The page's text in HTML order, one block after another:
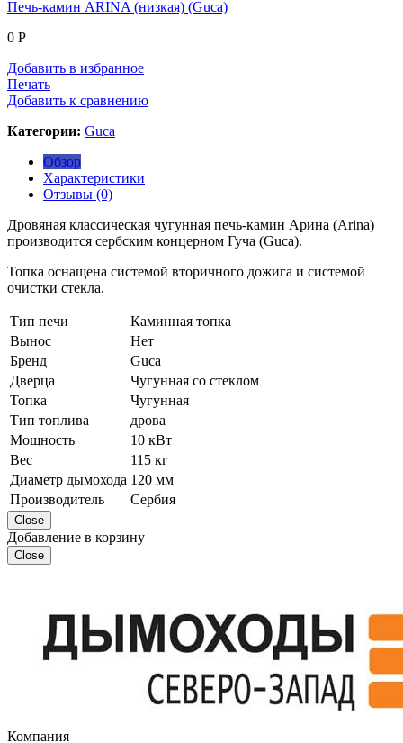
Печь-камин ARINA (низкая) (Guca)
0 Р
Добавить в избранное
Печать
Добавить к сравнению
Категории: Guca
Обзор
Характеристики
Отзывы (0)
Дровяная классическая чугунная печь-камин Арина (Arina)
производится сербским концерном Гуча (Guca).
Топка оснащена системой вторичного дожига и системой
очистки стекла.
Тип печи
Каминная топка
Вынос
Нет
Бренд
Guca
Дверца
Чугунная со стеклом
Топка
Чугунная
Тип топлива
дрова
Мощность
10 кВт
Вес
115 кг
Диаметр дымохода 120 мм
Производитель
Сербия
Close
Добавление в корзину
Close
Компания